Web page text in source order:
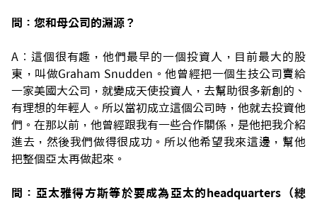
問：您和母公司的淵源？
A︰這個很有趣，他們最早的一個投資人，目前最大的股
東，叫做Graham Snudden。他曾經把一個生技公司賣給
一家美國大公司，就變成天使投資人，去幫助很多新創的、
有理想的年輕人。所以當初成立這個公司時，他就去投資他
們。在那以前，他曾經跟我有一些合作關係，是他把我介紹
進去，然後我們做得很成功。所以他希望我來這邊，幫他
把整個亞太再做起來。
問：亞太雅得方斯等於要成為亞太的headquarters（總